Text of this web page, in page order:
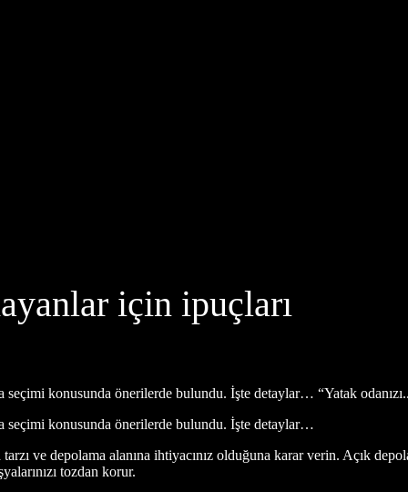
için ipuçları
konusunda önerilerde bulundu. İşte detaylar… “Yatak
seçimi konusunda önerilerde bulundu. İşte detaylar…
ve depolama alanına ihtiyacınız olduğuna karar verin. Açık
tozdan korur.